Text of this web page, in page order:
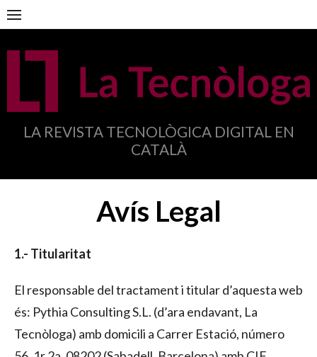
Anar
al
contingut
LA REVISTA TECNOLÒGICA DIGITAL EN
CATALÀ
Avís Legal
1.- Titularitat
El responsable del tractament i titular d’aquesta web
és: Pythia Consulting S.L. (d’ara endavant, La
Tecnòloga) amb domicili a Carrer Estació, número